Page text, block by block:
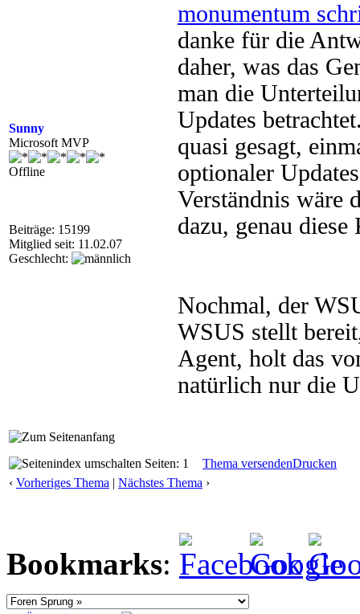
Sunny
Microsoft MVP
Offline
Beiträge: 15199
Mitglied seit: 11.02.07
Geschlecht:
monumentum
danke für die
daher, was das
man die
Updates
quasi gesagt,
optionaler
Verständnis wäre
dazu, genau
Nochmal, der
WSUS stellt
Agent, holt das
natürlich nur die
Seiten: 1 Thema versendenDrucken
‹ Vorheriges Thema | Nächstes Thema ›
Bookmarks: